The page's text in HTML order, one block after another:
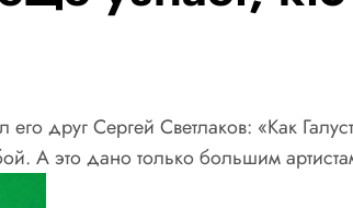
друг Сергей Светлаков: «Как
А это дано только большим